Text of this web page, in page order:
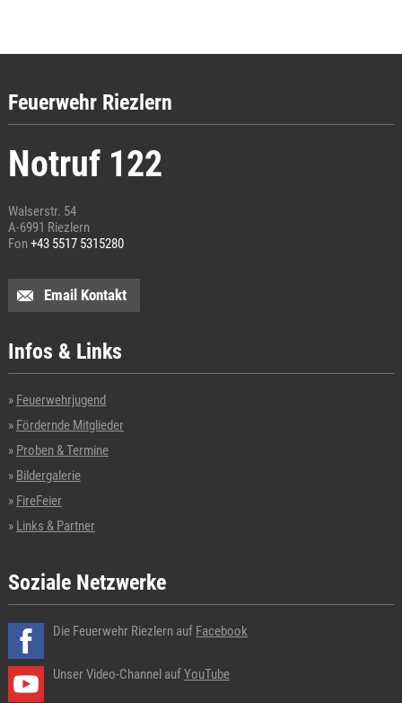
Feuerwehr Riezlern
Notruf 122
Walserstr. 54
A-6991 Riezlern
Fon+43 5517 5315280
Email Kontakt
Infos & Links
Feuerwehrjugend
Fördernde Mitglieder
Proben & Termine
Bildergalerie
FireFeier
Links & Partner
Soziale Netzwerke
Die Feuerwehr Riezlern auf Facebook
Unser Video-Channel auf YouTube